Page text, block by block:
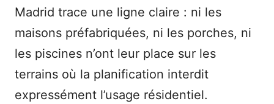
Madrid trace une ligne claire : ni les
maisons préfabriquées, ni les porches, ni
les piscines n’ont leur place sur les
terrains où la planification interdit
expressément l’usage résidentiel.